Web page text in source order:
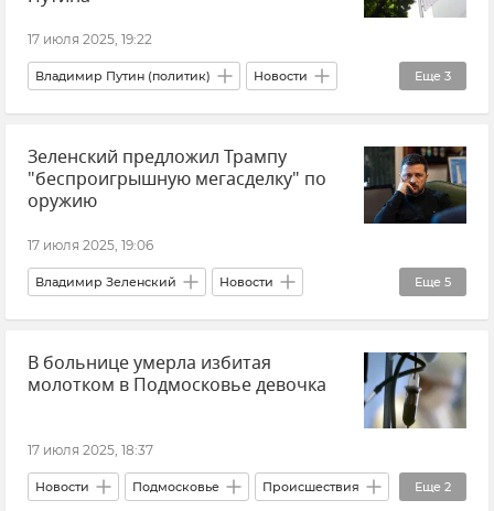
17 июля 2025, 19:22
Еще 3
Владимир Путин (политик) Новости
Общество Высшее образование
Образование в России
Зеленский предложил Трампу
"беспроигрышную мегасделку" по
оружию
17 июля 2025, 19:06
Еще 5
Владимир Зеленский Новости
Оружие США Дональд Трамп
Украина
В больнице умерла избитая
молотком в Подмосковье девочка
17 июля 2025, 18:37
Еще 2
Новости Подмосковье Происшествия